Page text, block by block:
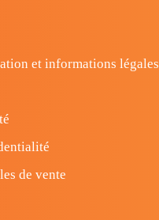
et informations légales
de vente